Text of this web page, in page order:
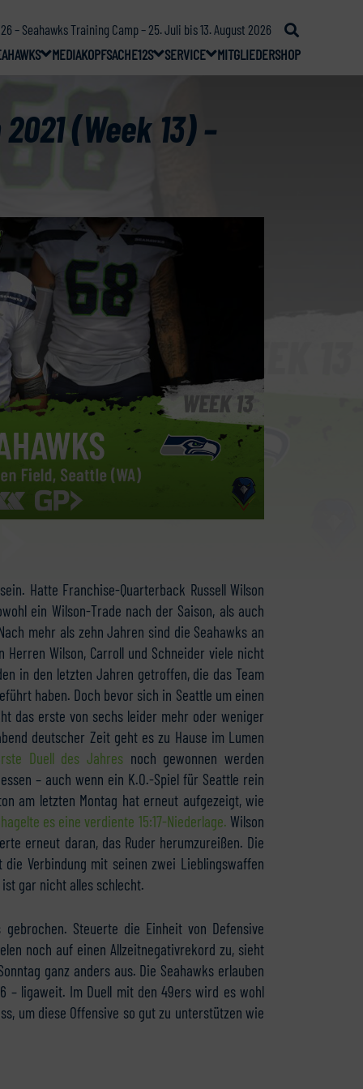
– Seahawks Training Camp – 25. Juli bis 13. August 2026
MEDIAKOPFSACHE12S SERVICE MITGLIEDERSHOP
(Week 13) –
Hatte Franchise-Quarterback Russell Wilson
ein Wilson-Trade nach der Saison, als auch
mehr als zehn Jahren sind die Seahawks an
Wilson, Carroll und Schneider viele nicht
in den letzten Jahren getroffen, die das Team
haben. Doch bevor sich in Seattle um einen
das erste von sechs leider mehr oder weniger
deutscher Zeit geht es zu Hause im Lumen
Duell des Jahresnoch gewonnen werden
– auch wenn ein K.O.-Spiel für Seattle rein
am letzten Montag hat erneut aufgezeigt, wie
es eine verdiente 15:17-Niederlage. Wilson
erneut daran, das Ruder herumzureißen. Die
Verbindung mit seinen zwei Lieblingswaffen
gar nicht alles schlecht.
Steuerte die Einheit von Defensive
noch auf einen Allzeitnegativrekord zu, sieht
ganz anders aus. Die Seahawks erlauben
– ligaweit. Im Duell mit den 49ers wird es wohl
um diese Offensive so gut zu unterstützen wie